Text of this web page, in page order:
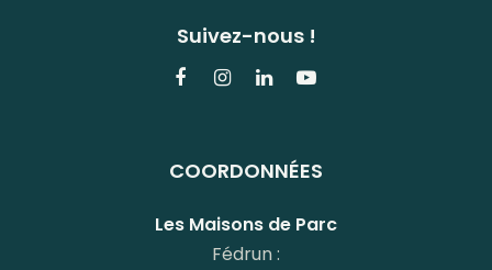
Suivez-nous !
Lien
le
Facebook
Lien
le
Instagram
Lien
le
Linkedin
Lien
la
Youtube
COORDONNÉES
Les Maisons de Parc
Fédrun :